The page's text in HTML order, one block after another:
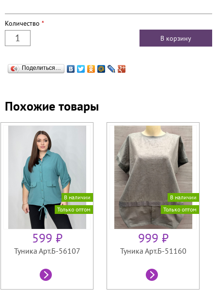
Количество *
Поделиться…
Похожие товары
В наличии
Только оптом
599 ₽
Туника Арт.Б-56107
В наличии
Только оптом
999 ₽
Туника Арт.Б-51160